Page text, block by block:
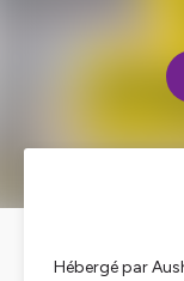
Hébergé par